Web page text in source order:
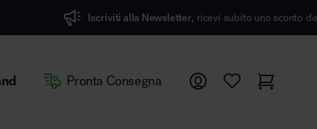
Iscriviti alla Newsletter, ricevi subito uno sconto del 7%
Pronta Consegna